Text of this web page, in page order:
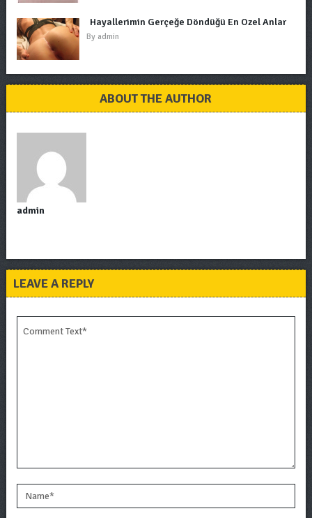
Hayallerimin Gerçeğe Döndüğü En Özel Anlar
By admin
ABOUT THE AUTHOR
admin
LEAVE A REPLY